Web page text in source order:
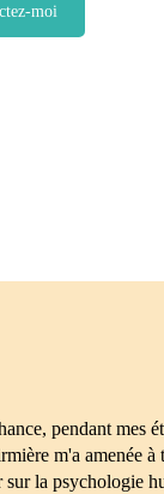
moi
pendant mes
m'a amenée
la psychologie